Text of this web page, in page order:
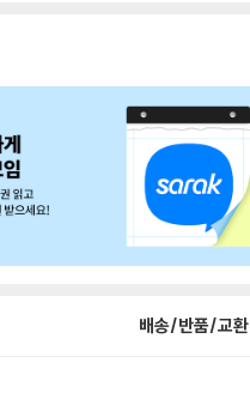
배송/반품/교환